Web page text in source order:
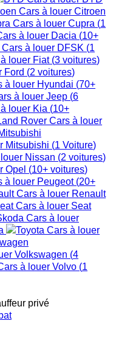
Citroen
Cupra (1
Dacia (10+
DFSK (1
Fiat (3 voitures)
Ford (2 voitures)
Hyundai (70+
Jeep (6
Kia (10+
Mitsubishi (1 Voiture)
Nissan (2 voitures)
Opel (10+ voitures)
Peugeot (20+
Renault
Seat
Volkswagen (4
Volvo (1
privé